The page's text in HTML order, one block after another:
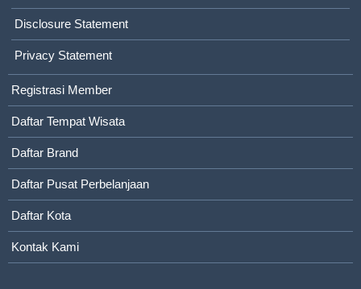
Disclosure Statement
Privacy Statement
Registrasi Member
Daftar Tempat Wisata
Daftar Brand
Daftar Pusat Perbelanjaan
Daftar Kota
Kontak Kami